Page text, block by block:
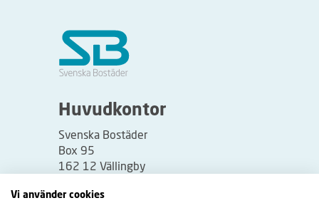
Huvudkontor
Svenska Bostäder
Box 95
162 12 Vällingby
Besöksadress:
Vi använder cookies